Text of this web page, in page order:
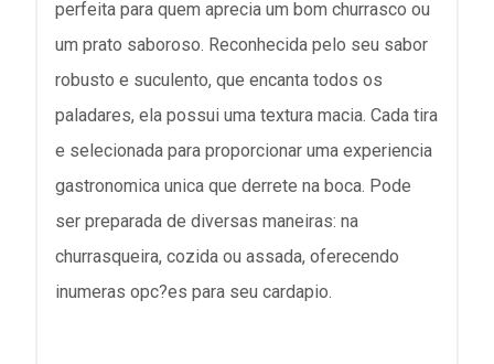
perfeita para quem aprecia um bom churrasco ou
um prato saboroso. Reconhecida pelo seu sabor
robusto e suculento, que encanta todos os
paladares, ela possui uma textura macia. Cada tira
e selecionada para proporcionar uma experiencia
gastronomica unica que derrete na boca. Pode
ser preparada de diversas maneiras: na
churrasqueira, cozida ou assada, oferecendo
inumeras opc?es para seu cardapio.